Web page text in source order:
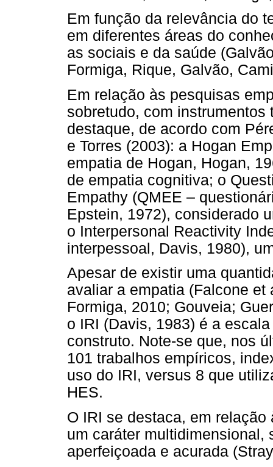
Em função da relevância do
em diferentes áreas do
as sociais e da saúde
Formiga, Rique, Galvão,
Em relação às pesquisas
sobretudo, com
destaque, de acordo com
e Torres (2003): a Hogan
empatia de Hogan, Hogan,
de empatia cognitiva; o
Empathy (QMEE –
Epstein, 1972), considerado
o Interpersonal Reactivity
interpessoal, Davis, 1980),
Apesar de existir uma
avaliar a empatia (Falcone
Formiga, 2010; Gouveia;
o IRI (Davis, 1983) é a
construto. Note-se que, nos
101 trabalhos empíricos,
uso do IRI, versus 8 que
HES.
O IRI se destaca, em
um caráter multidimensional,
aperfeiçoada e acurada